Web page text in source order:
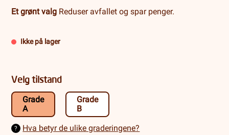
Et grønt valg Reduser avfallet og spar penger.
Ikke på lager
Velg tilstand
Grade
A
Grade
B
? Hva betyr de ulike graderingene?